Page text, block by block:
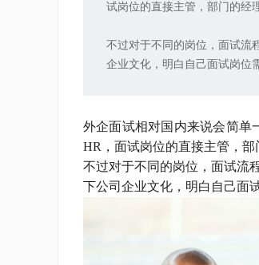
外企面试相对国内来说会简单
HR，面试岗位的直接主管，部
不过对于不同的岗位，面试流
下公司企业文化，明白自己面
试岗位的直接主管，部门的经
不过对于不同的岗位，面试流
企业文化，明白自己面试岗位